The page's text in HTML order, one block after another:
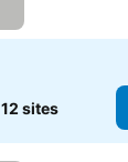
12 sites